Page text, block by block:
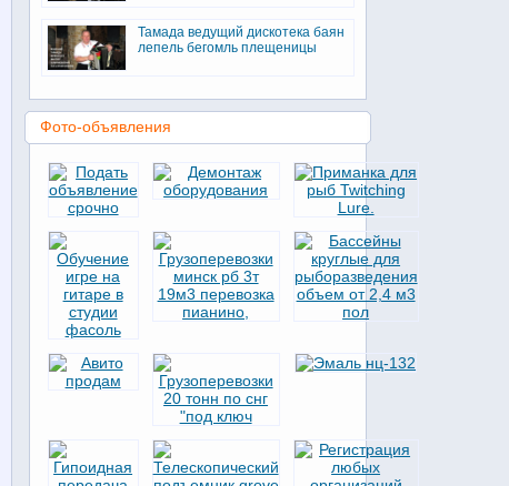
Тамада ведущий дискотека баян
лепель бегомль плещеницы
Фото-объявления